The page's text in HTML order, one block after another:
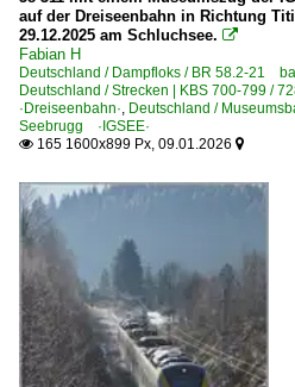
auf der Dreiseenbahn in Richtung
29.12.2025 am Schluchsee. 
Fabian H
Deutschland / Dampfloks / BR 58.2-21
Deutschland / Strecken | KBS 700-799 /
·Dreiseenbahn·, Deutschland /
Seebrugg ·IGSEE·
 165 1600x899 Px, 09.01.2026 